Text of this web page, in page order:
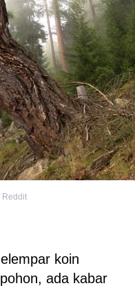
Reddit
koin
ada kabar